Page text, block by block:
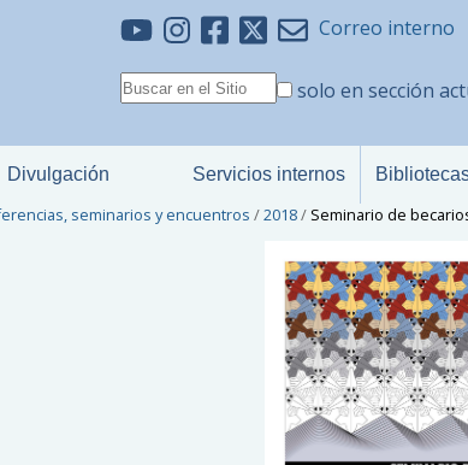
Correo interno
solo en sección
Divulgación Servicios internos
seminarios y encuentros /2018/ Seminario de